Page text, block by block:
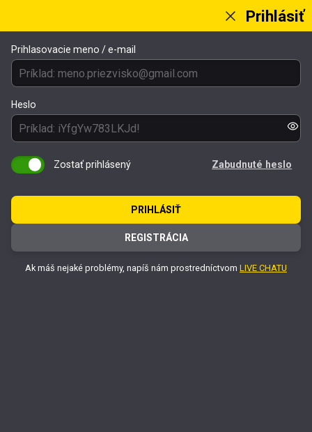
Prihlásiť
Prihlasovacie meno / e-mail
Heslo
Zostať prihlásený Zabudnuté heslo
PRIHLÁSIŤ
REGISTRÁCIA
Ak máš nejaké problémy, napíš nám prostredníctvom LIVE CHATU